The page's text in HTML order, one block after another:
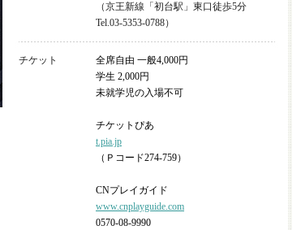
（京王新線「初台駅」東口徒歩5分
Tel.03-5353-0788）
チケット
全席自由 一般4,000円
学生 2,000円
未就学児の入場不可
チケットぴあ
t.pia.jp
（Ｐコード274-759）
CNプレイガイド
www.cnplayguide.com
0570-08-9990